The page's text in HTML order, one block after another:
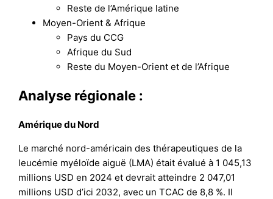
Reste de l’Amérique latine
Moyen-Orient & Afrique
Pays du CCG
Afrique du Sud
Reste du Moyen-Orient et de l’Afrique
Analyse régionale :
Amérique du Nord
Le marché nord-américain des thérapeutiques de la
leucémie myéloïde aiguë (LMA) était évalué à 1 045,13
millions USD en 2024 et devrait atteindre 2 047,01
millions USD d’ici 2032, avec un TCAC de 8,8 %. Il